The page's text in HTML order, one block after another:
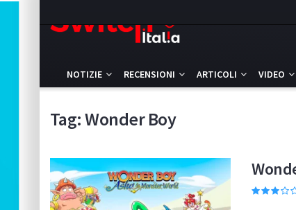
NOTIZIE RECENSIONI ARTICOLI VIDEO
Tag:Wonder Boy